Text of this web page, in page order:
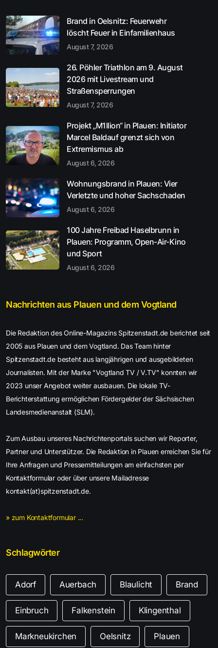
Brand in Oelsnitz: Feuerwehr
löscht Feuer in Einfamilienhaus
August 7, 2026
26. Pöhler Triathlon am 9. August
2026 mit Livestream und
Straßensperrungen
August 7, 2026
Projekt „M1llion“ in Plauen: Initiator
Marcel Baldauf grenzt sich von
Extremismus ab
August 6, 2026
Wohnungsbrand in Plauen: Vier
Verletzte und hoher Sachschaden
August 6, 2026
100 Jahre Freibad Haselbrunn in
Plauen: Programm, Open-Air-Kino
und Sport
August 6, 2026
Nachrichten aus Plauen und dem Vogtland
Die Redaktion des Online-Magazins Spitzenstadt.de berichtet seit
2005 aus Plauen und dem Vogtland. Das Team hinter
Spitzenstadt.de besteht aus langjährigen und ausgebildeten
Journalisten. Mit der Marke "Vogtland TV / V.TV" konnten wir
2023 unser Angebot weiter ausbauen. Die lokale TV-
Berichterstattung ermöglichen Fördergelder der Sächsischen
Landesmedienanstalt (SLM).
Zum Ausbau unseres Nachrichtenportals suchen wir Reporter,
Partner und Unterstützer. Die Redaktion in Plauen erreichen Sie für
Ihre Anfragen und Pressemitteilungen am einfachsten per
Kontaktformular oder über unsere Mailadresse
kontakt(at)spitzenstadt.de.
» zum Kontaktformular ...
Schlagwörter
Adorf Auerbach Blaulicht Brand
Einbruch Falkenstein Klingenthal
Markneukirchen Oelsnitz Plauen